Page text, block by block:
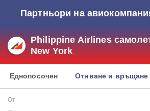
Партньори на
Philippine Airlines
New York
Еднопосочен Отиване и връщане
От